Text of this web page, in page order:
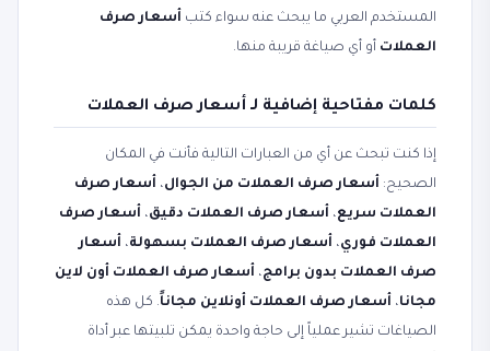
المستخدم العربي ما يبحث عنه سواء كتب أسعار صرف
العملات أو أي صياغة قريبة منها.
كلمات مفتاحية إضافية لـ أسعار صرف العملات
إذا كنت تبحث عن أي من العبارات التالية فأنت في المكان
الصحيح: أسعار صرف العملات من الجوال، أسعار صرف
العملات سريع، أسعار صرف العملات دقيق، أسعار صرف
العملات فوري، أسعار صرف العملات بسهولة، أسعار
صرف العملات بدون برامج، أسعار صرف العملات أون لاين
مجانا، أسعار صرف العملات أونلاين مجاناً. كل هذه
الصياغات تشير عملياً إلى حاجة واحدة يمكن تلبيتها عبر أداة